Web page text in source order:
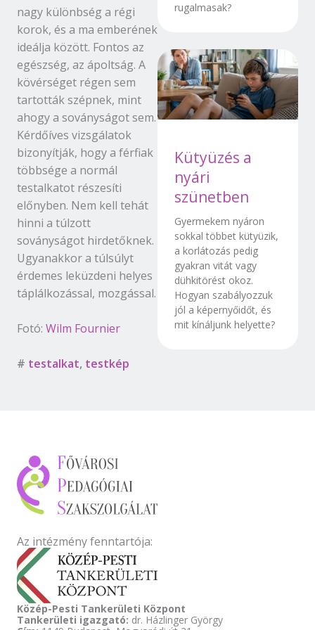
nagy különbség a régi
korok, és a ma emberének
ideálja között. Fontos az
egészség, az ápoltság. A
kövérséget régen sem
tartották szépnek, mint
ahogy a soványságot sem.
Kérdőíves vizsgálatok
bizonyítják, hogy a férfiak
többsége a normál
testalkatot részesíti
előnyben. Nem kell tehát
hinni a túlzott
soványságot hirdetőknek.
Ugyanakkor a túlsúlyt
érdemes leküzdeni helyes
táplálkozással, mozgással.
Fotó: Wilm Fournier
# testalkat, testkép
rugalmasak?
Kütyüzés a
nyári
szünetben
Gyermekem nyáron
sokkal többet kütyüzik,
a korlátozás pedig
gyakran vitát vagy
dühkitörést okoz.
Hogyan szabályozzuk
jól a képernyőidőt, és
mit kínáljunk helyette?
Az intézmény fenntartója:
Közép-Pesti Tankerületi Központ
Tankerületi igazgató: dr. Házlinger György